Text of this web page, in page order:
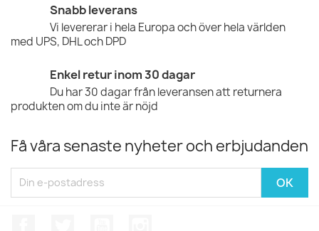
Snabb leverans
Vi levererar i hela Europa och över hela världen
med UPS, DHL och DPD
Enkel retur inom 30 dagar
Du har 30 dagar från leveransen att returnera
produkten om du inte är nöjd
Få våra senaste nyheter och erbjudanden